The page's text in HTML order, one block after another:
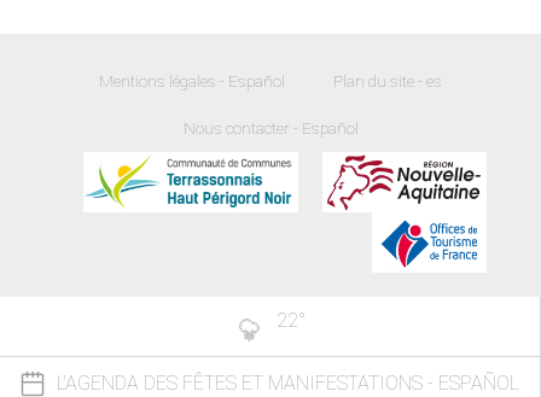
Mentions légales - Español Plan du site - es
Nous contacter - Español
22°
L'AGENDA DES FÊTES ET MANIFESTATIONS - ESPAÑOL